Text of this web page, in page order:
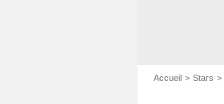
Accueil Stars